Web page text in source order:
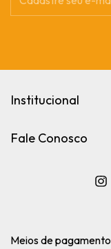
Institucional
Fale Conosco
Meios de pagamento